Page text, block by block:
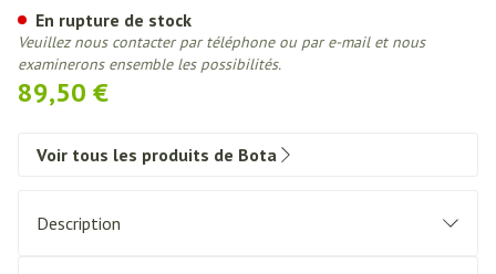
89,50 €
En rupture de stock
Veuillez nous contacter par téléphone ou par e-mail et nous
examinerons ensemble les possibilités.
Voir tous les produits de Bota
Description